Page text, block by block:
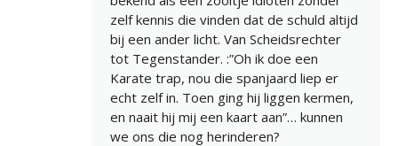
zelf kennis die vinden dat de schuld altijd
bij een ander licht. Van Scheidsrechter
tot Tegenstander. :”Oh ik doe een
Karate trap, nou die spanjaard liep er
echt zelf in. Toen ging hij liggen kermen,
en naait hij mij een kaart aan”… kunnen
we ons die nog herinderen?